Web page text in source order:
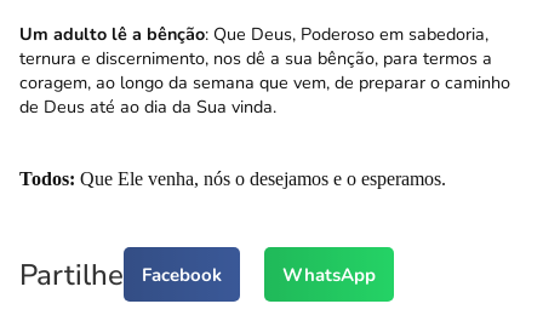
Um adulto lê a bênção: Que Deus, Poderoso em sabedoria,
ternura e discernimento, nos dê a sua bênção, para termos a
coragem, ao longo da semana que vem, de preparar o caminho
de Deus até ao dia da Sua vinda.
Todos: Que Ele venha, nós o desejamos e o esperamos.
Partilhe Facebook WhatsApp